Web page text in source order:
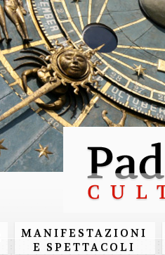
Salta al
contenuto
principale
MANIFESTAZIONI
E SPETTACOLI